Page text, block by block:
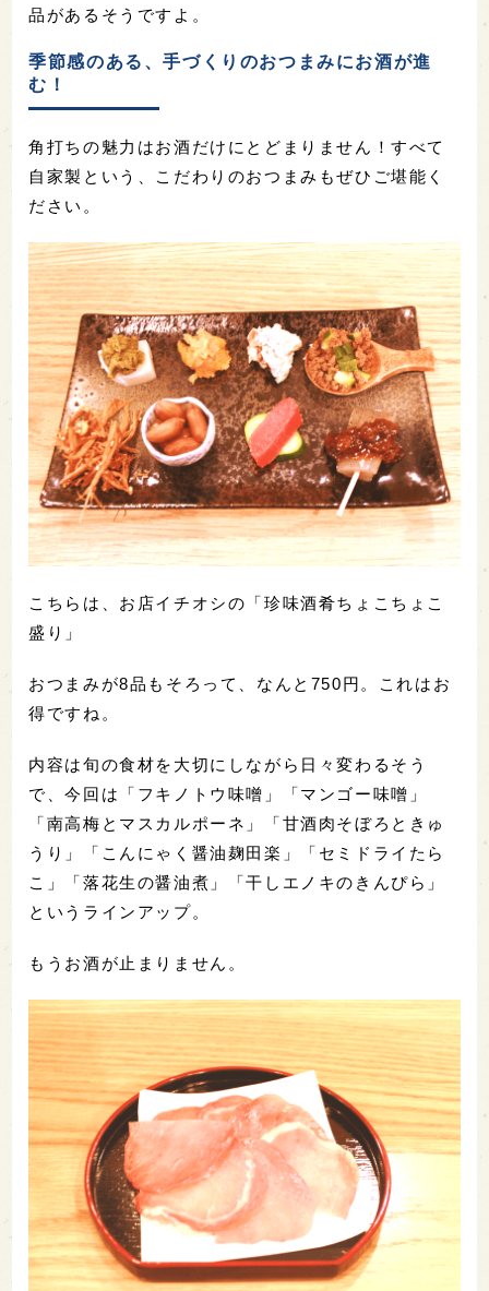
品があるそうですよ。
季節感のある、手づくりのおつまみにお酒が進
む！
角打ちの魅力はお酒だけにとどまりません！すべて
自家製という、こだわりのおつまみもぜひご堪能く
ださい。
こちらは、お店イチオシの「珍味酒肴ちょこちょこ
盛り」
おつまみが8品もそろって、なんと750円。これはお
得ですね。
内容は旬の食材を大切にしながら日々変わるそう
で、今回は「フキノトウ味噌」「マンゴー味噌」
「南高梅とマスカルポーネ」「甘酒肉そぼろときゅ
うり」「こんにゃく醤油麹田楽」「セミドライたら
こ」「落花生の醤油煮」「干しエノキのきんぴら」
というラインアップ。
もうお酒が止まりません。